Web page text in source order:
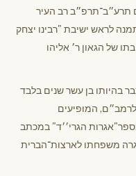
תרע״ב־תרפ״ב רב העיר
לראש ישיבת "רבינו יצחק
של הגאון ר׳ אליהו
בהיותו בן עשר שנים בלבד
המופיעים
הגרי׳׳ד" במכתב
משפחתו לארצות־הברית